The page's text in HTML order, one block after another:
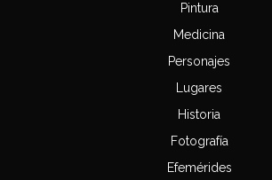
Pintura
Medicina
Personajes
Lugares
Historia
Fotografía
Efemérides